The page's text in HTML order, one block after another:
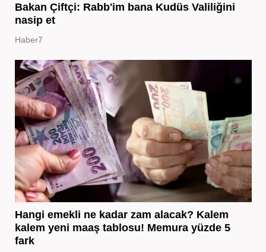
Bakan Çiftçi: Rabb'im bana Kudüs Valiliğini
nasip et
Haber7
Hangi emekli ne kadar zam alacak? Kalem
kalem yeni maaş tablosu! Memura yüzde 5
fark